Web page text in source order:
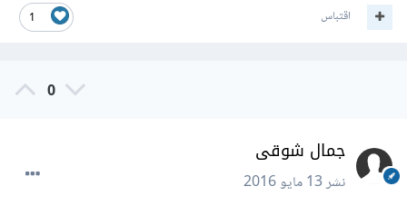
1 اقتباس
0
جمال شوقى
نشر13 مايو 2016